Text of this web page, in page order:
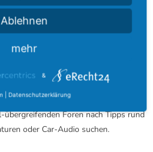
FordBoard
17. Dezember 2002 gegründet und
um das blaue Oval.
ein eigenes Fachforum. Darüber
Foren nach Tipps rund
oder Car-Audio suchen.
Ablehnen
mehr
&
Datenschutzerklärung